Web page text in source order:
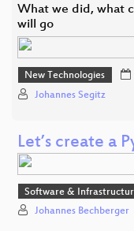
What we did, what
will go
New Technologies
Johannes Segitz
Let’s create a
Software &
Johannes Bechberger